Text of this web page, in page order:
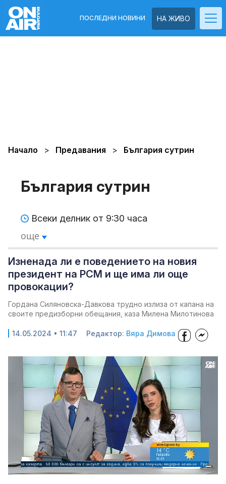
НА ЖИВО
ПОСЛЕДНИ НОВИНИ
Начало Предавания България сутрин
България сутрин
Всеки делник от 9:30 часа
още
Изненада ли е поведението на новия
президент на РСМ и ще има ли още
провокации?
Гордана Силяновска-Давкова трудно излиза от капана на
своите предизборни обещания, каза Милена Милотинова
14.05.2024 • 11:47 Редактор: Вяра Димова
Unmute Loaded:
5.91%